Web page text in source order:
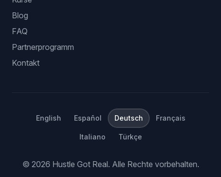
Blog
FAQ
Partnerprogramm
Kontakt
English Español Deutsch Français
Italiano Türkçe
© 2026 Hustle Got Real. Alle Rechte vorbehalten.